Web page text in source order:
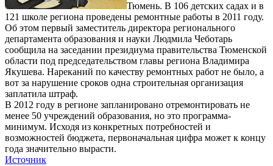
Тюмень. В 106 детских садах и в
121 школе региона проведены ремонтные работы в 2011 году.
Об этом первый заместитель директора регионального
департамента образования и науки Людмила Чеботарь
сообщила на заседании президиума правительства Тюменской
области под председательством главы региона Владимира
Якушева. Нареканий по качеству ремонтных работ не было, а
вот за нарушение сроков одна строительная организация
заплатила штраф.
В 2012 году в регионе запланировано отремонтировать не
менее 50 учреждений образования, но это программа-
минимум. Исходя из конкретных потребностей и
возможностей бюджета, первоначальная цифра может к концу
года значительно вырасти.
Источник